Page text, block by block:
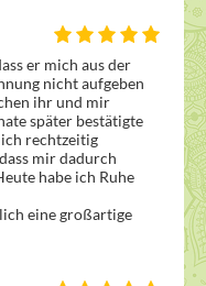
er mich aus der
nicht aufgeben
ihr und mir
später bestätigte
rechtzeitig
mir dadurch
habe ich Ruhe
eine großartige